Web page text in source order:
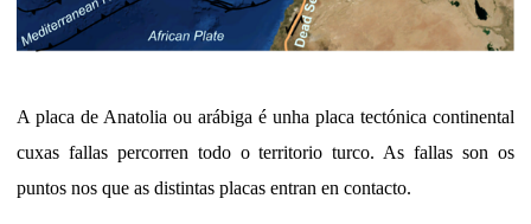
A placa de Anatolia ou arábiga é unha placa tectónica continental
cuxas fallas percorren todo o territorio turco. As fallas son os
puntos nos que as distintas placas entran en contacto.